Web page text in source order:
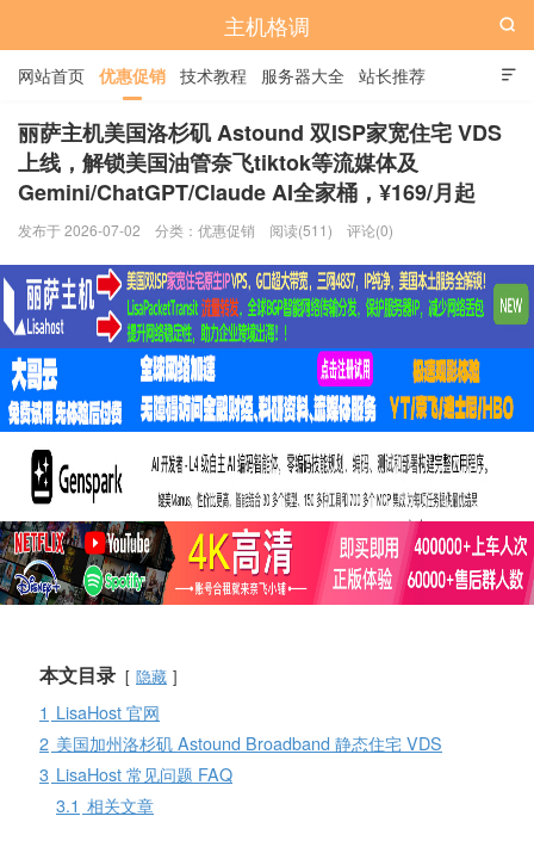
主机格调

网站首页 优惠促销 技术教程 服务器大全 站长推荐
全站标签 广告位

丽萨主机美国洛杉矶 Astound 双ISP家宽住宅 VDS
上线，解锁美国油管奈飞tiktok等流媒体及
Gemini/ChatGPT/Claude AI全家桶，¥169/月起
发布于 2026-07-02 分类： 优惠促销 阅读(511) 评论(0)
本文目录 隐藏
1 LisaHost 官网
2 美国加州洛杉矶 Astound Broadband 静态住宅 VDS
3 LisaHost 常见问题 FAQ
3.1 相关文章